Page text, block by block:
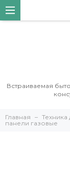
Встраиваемая
Главная Техника
панели газовые